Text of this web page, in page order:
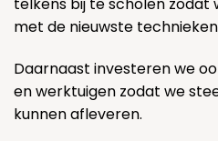
telkens bij te scholen zodat
met de nieuwste
Daarnaast investeren we
en werktuigen zodat we
kunnen afleveren.